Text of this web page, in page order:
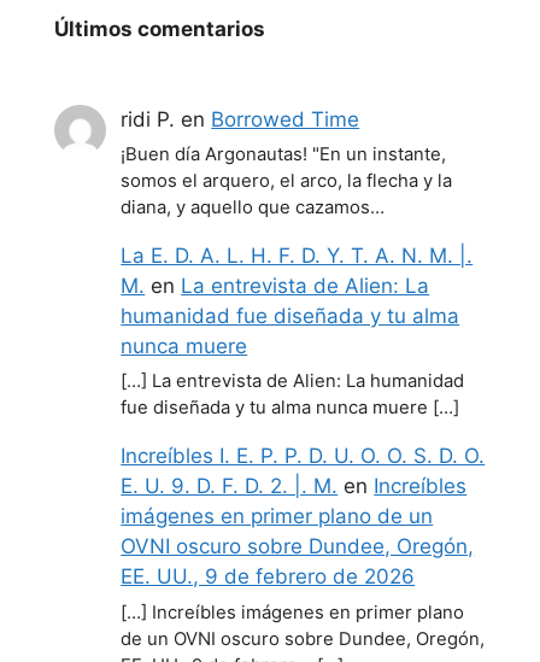
Últimos comentarios
ridi P. en Borrowed Time
¡Buen día Argonautas! "En un instante,
somos el arquero, el arco, la flecha y la
diana, y aquello que cazamos…
La E. D. A. L. H. F. D. Y. T. A. N. M. |.
M. en La entrevista de Alien: La
humanidad fue diseñada y tu alma
nunca muere
[…] La entrevista de Alien: La humanidad
fue diseñada y tu alma nunca muere […]
Increíbles I. E. P. P. D. U. O. O. S. D. O.
E. U. 9. D. F. D. 2. |. M. en Increíbles
imágenes en primer plano de un
OVNI oscuro sobre Dundee, Oregón,
EE. UU., 9 de febrero de 2026
[…] Increíbles imágenes en primer plano
de un OVNI oscuro sobre Dundee, Oregón,